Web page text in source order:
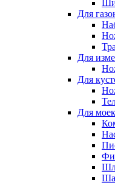
Для
Для
Для
Для